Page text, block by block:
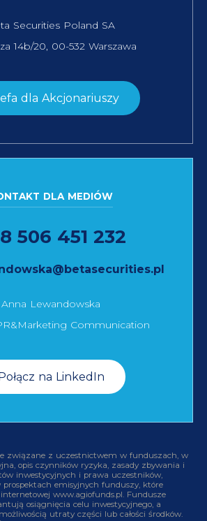
Securities Poland SA
14b/20, 00-532 Warszawa
dla Akcjonariuszy
DLA MEDIÓW
506 451 232
Anna Lewandowska
Communication
na LinkedIn
związane z uczestnictwem w funduszach, w
opis czynników ryzyka, zasady zbywania i
inwestycyjnych i prawa uczestników,
prospektach emisyjnych funduszy, które
www.agiofunds.pl. Fundusze
osiągnięcia celu inwestycyjnego, a
utraty części lub całości środków.